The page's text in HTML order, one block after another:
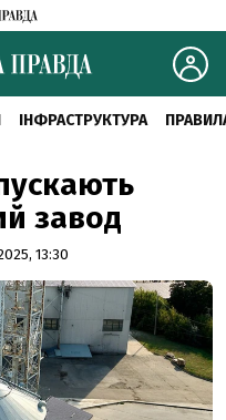
ІНФРАСТРУКТУРА
завод
13:30